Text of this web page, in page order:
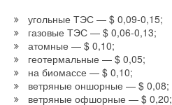
угольные ТЭС — $ 0,09-0,15;
газовые ТЭС — $ 0,06-0,13;
атомные — $ 0,10;
геотермальные — $ 0,05;
на биомассе — $ 0,10;
ветряные оншорные — $ 0,08;
ветряные офшорные — $ 0,20;